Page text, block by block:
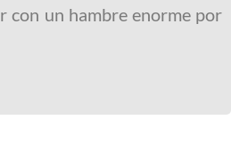
con un hambre enorme por